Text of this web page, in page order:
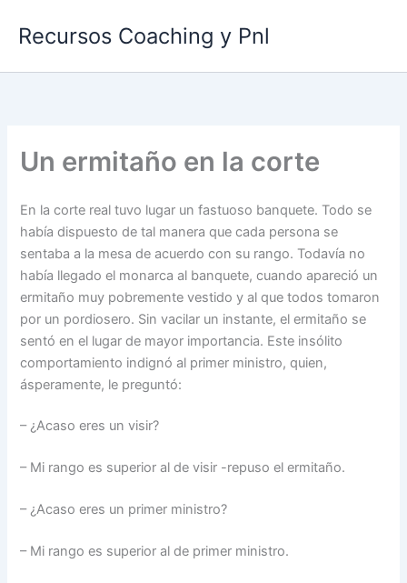
Recursos Coaching y Pnl
Un ermitaño en la corte
En la corte real tuvo lugar un fastuoso banquete. Todo se
había dispuesto de tal manera que cada persona se
sentaba a la mesa de acuerdo con su rango. Todavía no
había llegado el monarca al banquete, cuando apareció un
ermitaño muy pobremente vestido y al que todos tomaron
por un pordiosero. Sin vacilar un instante, el ermitaño se
sentó en el lugar de mayor importancia. Este insólito
comportamiento indignó al primer ministro, quien,
ásperamente, le preguntó:
– ¿Acaso eres un visir?
– Mi rango es superior al de visir -repuso el ermitaño.
– ¿Acaso eres un primer ministro?
– Mi rango es superior al de primer ministro.